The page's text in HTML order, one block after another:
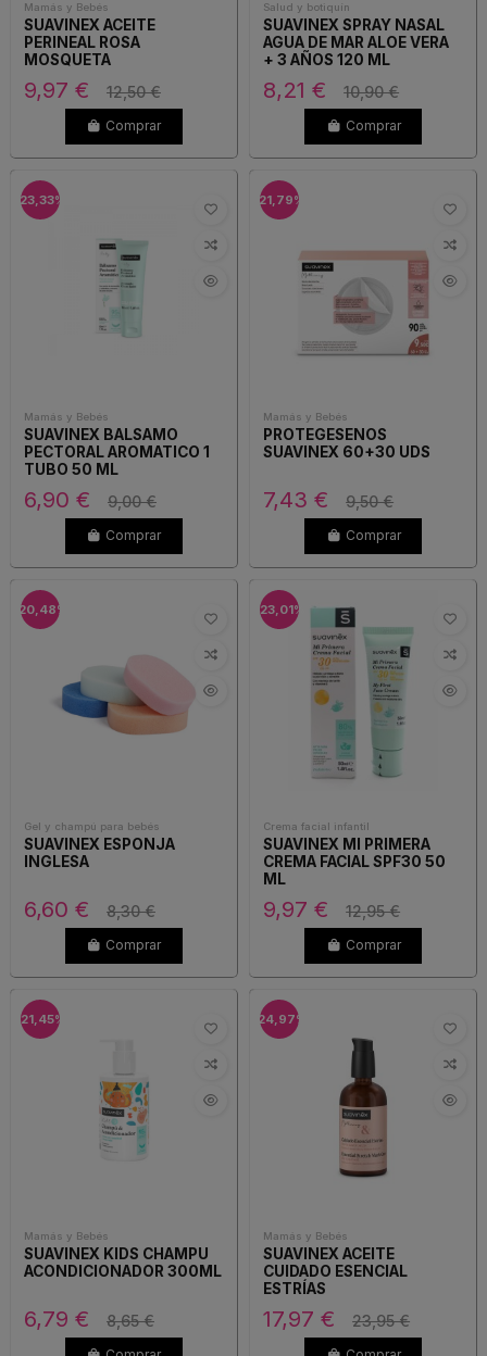
Mamás y Bebés
SUAVINEX ACEITE
PERINEAL ROSA
MOSQUETA
9,97 € 12,50 €
Comprar
Salud y botiquín
SUAVINEX SPRAY NASAL
AGUA DE MAR ALOE VERA
+ 3 AÑOS 120 ML
8,21 € 10,90 €
Comprar
-23,33%
Mamás y Bebés
SUAVINEX BALSAMO
PECTORAL AROMATICO 1
TUBO 50 ML
6,90 € 9,00 €
Comprar
-21,79%
Mamás y Bebés
PROTEGESENOS
SUAVINEX 60+30 UDS
7,43 € 9,50 €
Comprar
-20,48%
Gel y champú para bebés
SUAVINEX ESPONJA
INGLESA
6,60 € 8,30 €
Comprar
-23,01%
Crema facial infantil
SUAVINEX MI PRIMERA
CREMA FACIAL SPF30 50
ML
9,97 € 12,95 €
Comprar
-21,45%
Mamás y Bebés
SUAVINEX KIDS CHAMPU
ACONDICIONADOR 300ML
6,79 € 8,65 €
-24,97%
Mamás y Bebés
SUAVINEX ACEITE
CUIDADO ESENCIAL
ESTRÍAS
17,97 € 23,95 €